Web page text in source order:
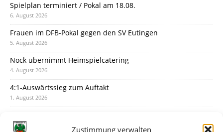
Zustimmung verwalten
Spielplan terminiert / Pokal am 18.08.
6. August 2026
Frauen im DFB-Pokal gegen den SV Eutingen
5. August 2026
Nock übernimmt Heimspielcatering
4. August 2026
4:1-Auswärtssieg zum Auftakt
1. August 2026
31. Juli 2026